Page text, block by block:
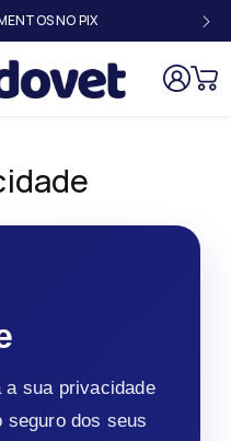
NO PIX
a sua privacidade
seguro dos seus